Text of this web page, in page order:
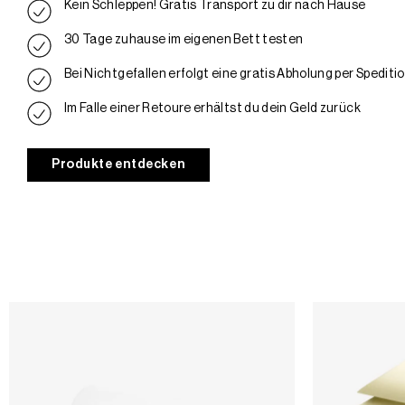
Kein Schleppen! Gratis Transport zu dir nach Hause
30 Tage zuhause im eigenen Bett testen
Bei Nichtgefallen erfolgt eine gratis Abholung per
Im Falle einer Retoure erhältst du dein Geld zurück
Produkte entdecken